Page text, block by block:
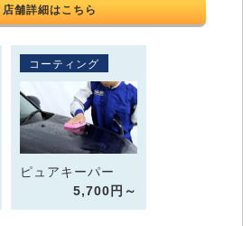
店舗詳細はこちら
コーティング
ピュアキーパー
5,700円～